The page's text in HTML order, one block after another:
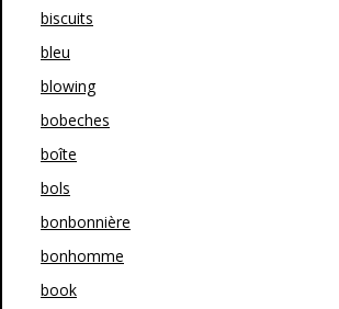
biscuits
bleu
blowing
bobeches
boîte
bols
bonbonnière
bonhomme
book